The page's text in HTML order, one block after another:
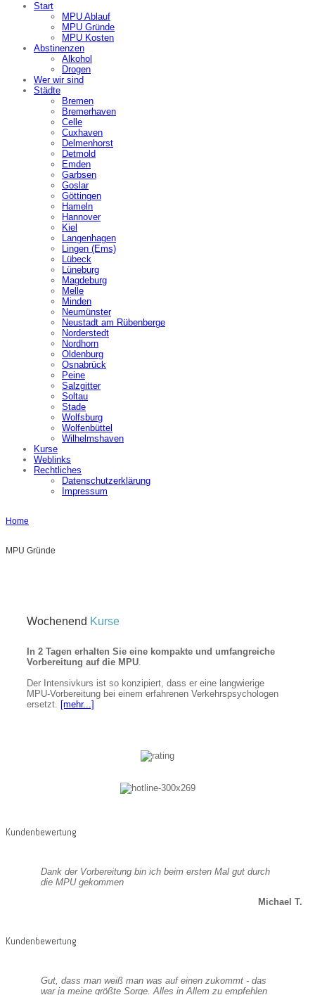
Start
MPU Ablauf
MPU Gründe
MPU Kosten
Abstinenzen
Alkohol
Drogen
Wer wir sind
Städte
Bremen
Bremerhaven
Celle
Cuxhaven
Delmenhorst
Detmold
Emden
Garbsen
Goslar
Göttingen
Hameln
Hannover
Kiel
Langenhagen
Lingen (Ems)
Lübeck
Lüneburg
Magdeburg
Melle
Minden
Neumünster
Neustadt am Rübenberge
Norderstedt
Nordhorn
Oldenburg
Osnabrück
Peine
Salzgitter
Soltau
Stade
Wolfsburg
Wolfenbüttel
Wilhelmshaven
Kurse
Weblinks
Rechtliches
Datenschutzerklärung
Impressum
Home
MPU Gründe
Wochenend Kurse
In 2 Tagen erhalten Sie eine kompakte und umfangreiche
Vorbereitung auf die MPU.
Der Intensivkurs ist so konzipiert, dass er eine langwierige
MPU-Vorbereitung bei einem erfahrenen Verkehrspsychologen
ersetzt. [mehr...]
Kundenbewertung
Dank der Vorbereitung bin ich beim ersten Mal gut durch
die MPU gekommen
Michael T.
Kundenbewertung
Gut, dass man weiß man was auf einen zukommt - das
war ja meine größte Sorge. Alles in Allem zu empfehlen